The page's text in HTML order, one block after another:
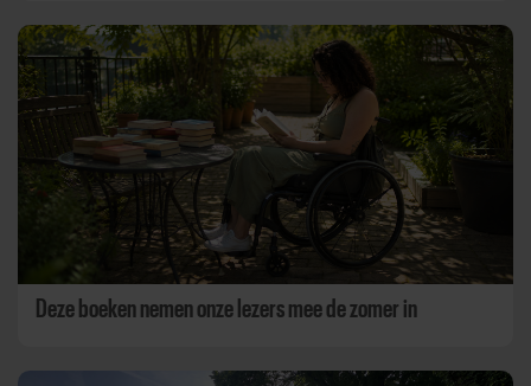
Deze boeken nemen onze lezers mee de zomer in